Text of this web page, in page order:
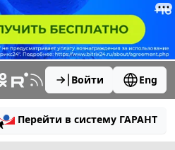
Войти Eng
Перейти в систему ГАРАНТ